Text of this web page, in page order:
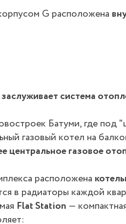
G расположена
система
Батуми, где под
газовый котел на
центральное газовое
расположена
в радиаторы каждой
Flat Station —